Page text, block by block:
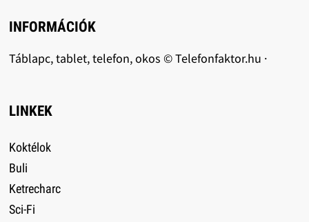
INFORMÁCIÓK
Táblapc, tablet, telefon, okos © Telefonfaktor.hu ·
LINKEK
Koktélok
Buli
Ketrecharc
Sci-Fi